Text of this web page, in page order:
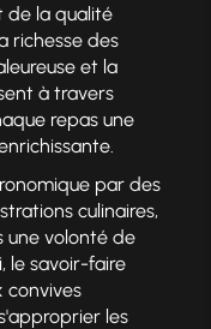
de la qualité
richesse des
et la
à travers
repas une
par des
culinaires,
une volonté de
le savoir-faire
convives
les